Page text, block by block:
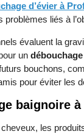
d’évier à
problèmes liés à
évaluent la
un
bouchons,
pour éviter les
baignoire
les